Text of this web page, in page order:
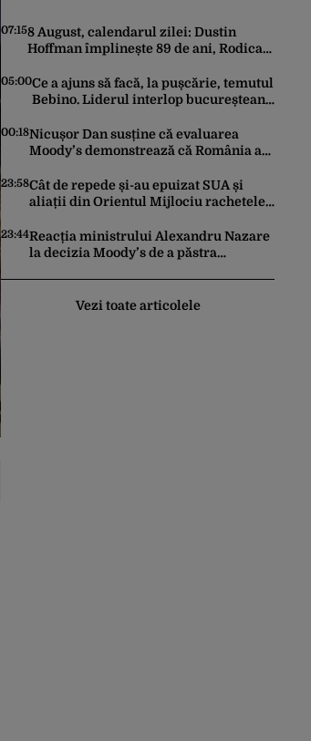
07:158 August, calendarul zilei: Dustin
Hoffman împlinește 89 de ani, Rodica
Ghenea face 39 de ani
05:00Ce a ajuns să facă, la pușcărie, temutul
Bebino. Liderul interlop bucureștean,
00:18Nicușor Dan susține că evaluarea
Moody’s demonstrează că România a
încrederea investitorilor: „Totuși,
perspectiva rămâne rezervată”
23:58Cât de repede și-au epuizat SUA și
aliații din Orientul Mijlociu rachetele
23:44Reacția ministrului Alexandru Nazare
la decizia Moody’s de a păstra
motiv de relaxare”
Vezi toate articolele